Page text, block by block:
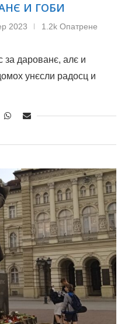
И ГОБИ
2023 1.2k Опатрене
за дарованє, алє и
унєсли радосц и